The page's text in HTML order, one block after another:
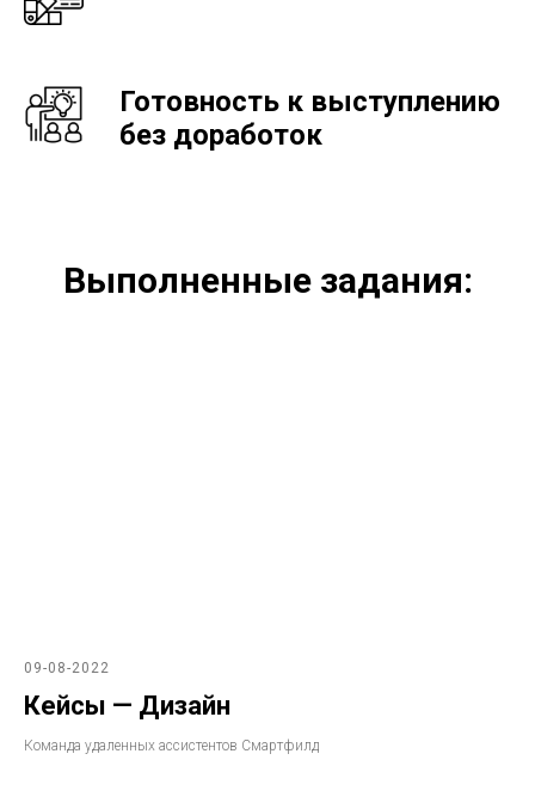
Готовность к выступлению
без доработок
Выполненные задания:
09-08-2022
Кейсы — Дизайн
Команда удаленных ассистентов Смартфилд